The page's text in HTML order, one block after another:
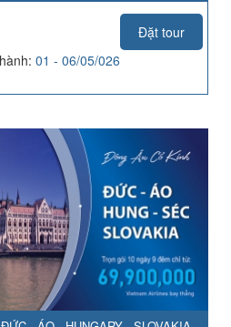
Đặt tour
01 - 06/05/026